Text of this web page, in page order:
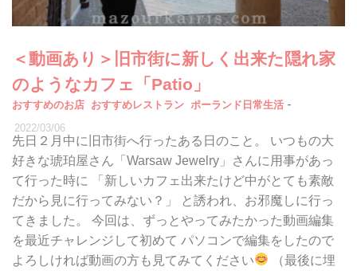
＜動画あり＞旧市街に新しく出来た隠れ家
のようなカフェ「Patio」
おすすめのお店 おすすめレストラン ポーランド日常生活 -
2022/03/06
先日２月中に旧市街へ行ったある日のこと。 いつもの大
好きな琥珀屋さん「Warsaw Jewelry」さんに用事があっ
て行った時に 「新しいカフェ出来たけど中がとても素敵
だから見に行ってみない？」 と誘われ、お邪魔しに行っ
てきました。 今回は、ずっとやってみたかった動画編集
を最近チャレンジして初めて パソコンで編集をしたので
よろしければ動画の方も見てみてください
（最後に埋